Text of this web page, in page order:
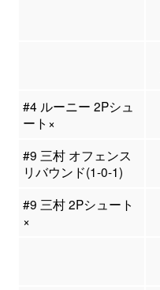
#4 ルーニー 2Pシュ
ート×
#9 三村 オフェンス
リバウンド(1-0-1)
#9 三村 2Pシュート
×